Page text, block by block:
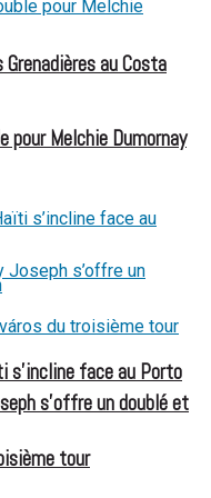
au Costa
s’incline face au Porto
pour Melchie Dumornay
s’offre un doublé et
tour